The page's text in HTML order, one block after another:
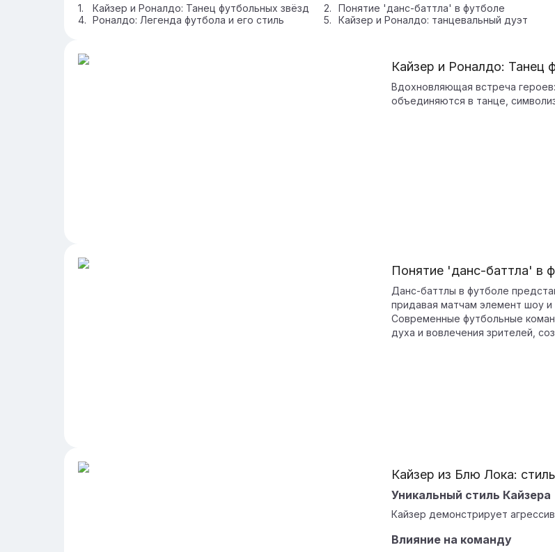
Кайзер и Роналдо: Танец футбольных звёзд Понятие 'данс-баттла' в футболе
Роналдо: Легенда футбола и его стиль
Кайзер и Роналдо: танцевальный дуэт
Кайзер и Роналдо: Танец
Вдохновляющая встреча
объединяются в танце,
Понятие 'данс-баттла' в
Данс-баттлы в футболе
придавая матчам элемент шоу и
Современные футбольные
духа и вовлечения зрителей,
Кайзер из Блю Лока:
Уникальный стиль Кайзера
Кайзер демонстрирует
Влияние на команду